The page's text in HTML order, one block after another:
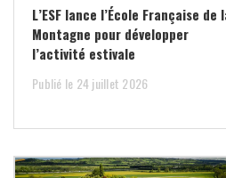
Montagne pour développer
l’activité estivale